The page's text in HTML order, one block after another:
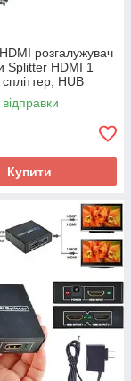
розгалужувач
Splitter HDMI 1
HUB
Купити